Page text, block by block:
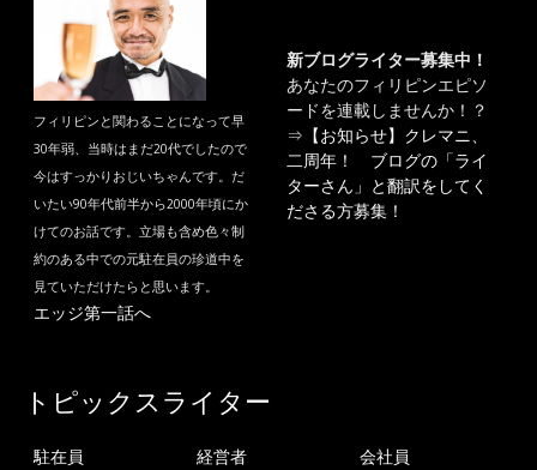
フィリピンと関わることになって早
30年弱、当時はまだ20代でしたので
今はすっかりおじいちゃんです。だ
いたい90年代前半から2000年頃にか
けてのお話です。立場も含め色々制
約のある中での元駐在員の珍道中を
見ていただけたらと思います。
エッジ第一話へ
新ブログライター募集中！
あなたのフィリピンエピソ
ードを連載しませんか！？
⇒ 【お知らせ】クレマニ、
二周年！ ブログの「ライ
ターさん」と翻訳をしてく
ださる方募集！
トピックスライター
駐在員
経営者
会社員